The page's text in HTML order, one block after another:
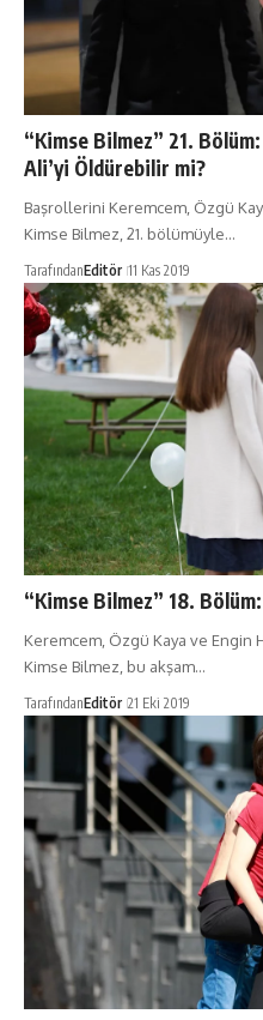
“Kimse Bilmez” 21.
Ali’yi Öldürebilir mi?
Başrollerini Keremcem, Özgü
Kimse Bilmez, 21. bölümüyle…
TarafındanEditör 11 Kas 2019
“Kimse Bilmez” 18.
Keremcem, Özgü Kaya ve
Kimse Bilmez, bu akşam…
TarafındanEditör 21 Eki 2019